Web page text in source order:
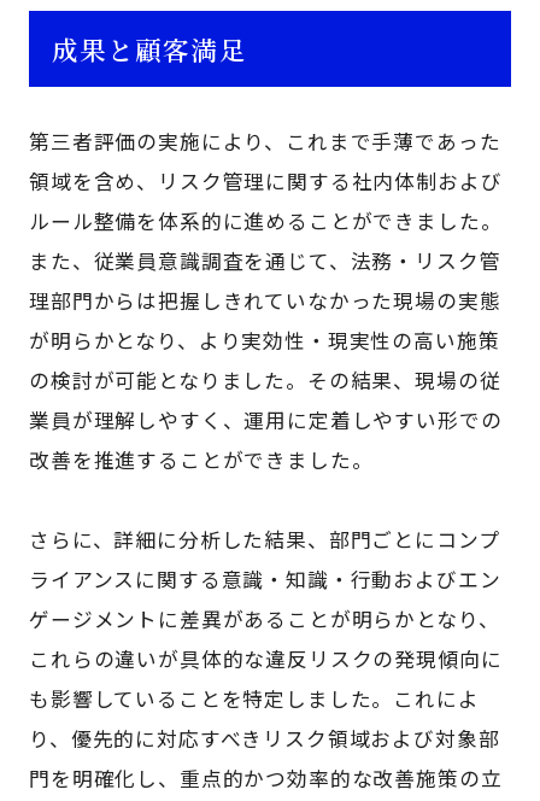
成果と顧客満足
第三者評価の実施により、これまで手薄であった
領域を含め、リスク管理に関する社内体制および
ルール整備を体系的に進めることができました。
また、従業員意識調査を通じて、法務・リスク管
理部門からは把握しきれていなかった現場の実態
が明らかとなり、より実効性・現実性の高い施策
の検討が可能となりました。その結果、現場の従
業員が理解しやすく、運用に定着しやすい形での
改善を推進することができました。
さらに、詳細に分析した結果、部門ごとにコンプ
ライアンスに関する意識・知識・行動およびエン
ゲージメントに差異があることが明らかとなり、
これらの違いが具体的な違反リスクの発現傾向に
も影響していることを特定しました。これによ
り、優先的に対応すべきリスク領域および対象部
門を明確化し、重点的かつ効率的な改善施策の立